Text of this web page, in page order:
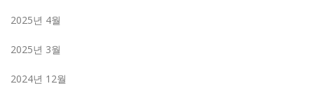
2025년 4월
2025년 3월
2024년 12월